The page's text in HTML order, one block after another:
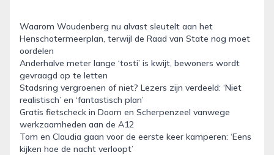
Waarom Woudenberg nu alvast sleutelt aan het
Henschotermeerplan, terwijl de Raad van State nog moet
oordelen
Anderhalve meter lange ‘tosti’ is kwijt, bewoners wordt
gevraagd op te letten
Stadsring vergroenen of niet? Lezers zijn verdeeld: ‘Niet
realistisch’ en ‘fantastisch plan’
Gratis fietscheck in Doorn en Scherpenzeel vanwege
werkzaamheden aan de A12
Tom en Claudia gaan voor de eerste keer kamperen: ‘Eens
kijken hoe de nacht verloopt’